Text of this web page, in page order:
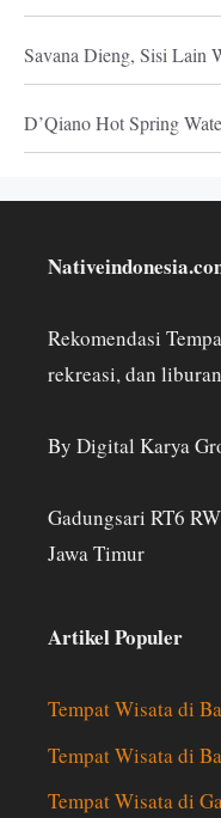
Savana Dieng, Sisi Lain
D’Qiano Hot Spring
Rekomendasi
rekreasi, dan
By Digital Karya
Gadungsari RT6
Jawa Timur
Artikel Populer
Tempat Wisata di
Tempat Wisata di
Tempat Wisata di